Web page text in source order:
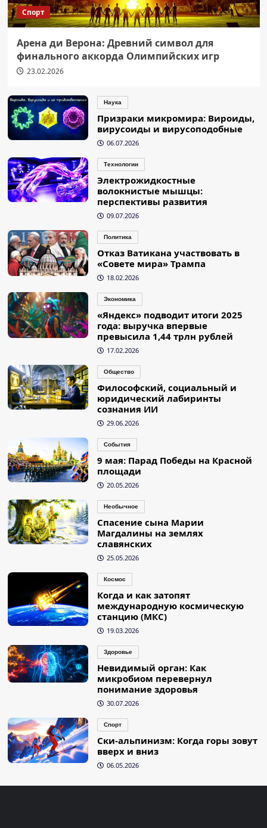
Спорт
Арена ди Верона: Древний символ для
финального аккорда Олимпийских игр
23.02.2026
Наука
Призраки микромира: Вироиды,
вирусоиды и вирусоподобные
06.07.2026
Технологии
Электрожидкостные
волокнистые мышцы:
перспективы развития
09.07.2026
Политика
Отказ Ватикана участвовать в
«Совете мира» Трампа
18.02.2026
Экономика
«Яндекс» подводит итоги 2025
года: выручка впервые
превысила 1,44 трлн рублей
17.02.2026
Общество
Философский, социальный и
юридический лабиринты
сознания ИИ
29.06.2026
События
9 мая: Парад Победы на Красной
площади
20.05.2026
Необычное
Спасение сына Марии
Магдалины на землях
славянских
25.05.2026
Космос
Когда и как затопят
международную космическую
станцию (МКС)
19.03.2026
Здоровье
Невидимый орган: Как
микробиом перевернул
понимание здоровья
30.07.2026
Спорт
Ски-альпинизм: Когда горы зовут
вверх и вниз
06.05.2026